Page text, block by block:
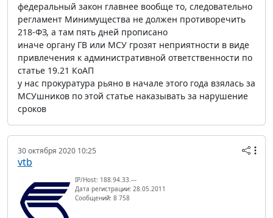
федеральный закон главнее вообще то, следовательно
регламент Минимущества не должен противоречить
218-ФЗ, а там пять дней прописано
иначе органу ГВ или МСУ грозят неприятности в виде
привлечения к административной ответственности по
статье 19.21 КоАП
у нас прокуратура рьяно в начале этого года взялась за
МСУшников по этой статье наказывать за нарушение
сроков
30 октября 2020 10:25
vtb
IP/Host: 188.94.33.---
Дата регистрации: 28.05.2011
Сообщений: 8 758